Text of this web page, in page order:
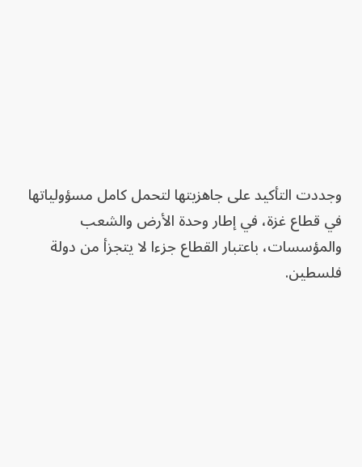
وجددت التأكيد على جاهزيتها لتحمل كامل مسؤولياتها
في قطاع غزة، في إطار وحدة الأرض والشعب
والمؤسسات، باعتبار القطاع جزءا لا يتجزأ من دولة
فلسطين.